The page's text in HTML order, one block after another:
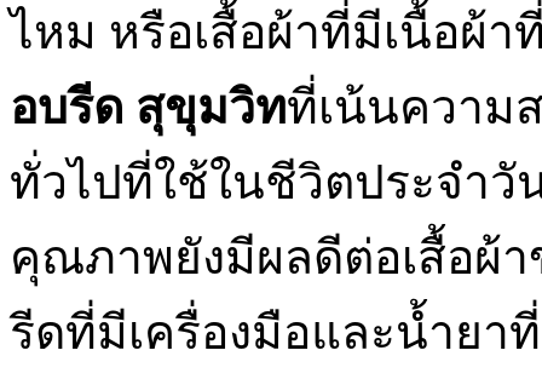
ไหม หรือเสื้อผ้าที่มีเนื้อผ้า
อบรีด สุขุมวิทที่เน้นความ
ทั่วไปที่ใช้ในชีวิตประจำวั
คุณภาพยังมีผลดีต่อเสื้อผ้า
รีดที่มีเครื่องมือและน้ำย